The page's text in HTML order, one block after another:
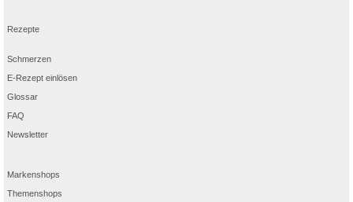
Rezepte
Schmerzen
E-Rezept einlösen
Glossar
FAQ
Newsletter
Markenshops
Themenshops